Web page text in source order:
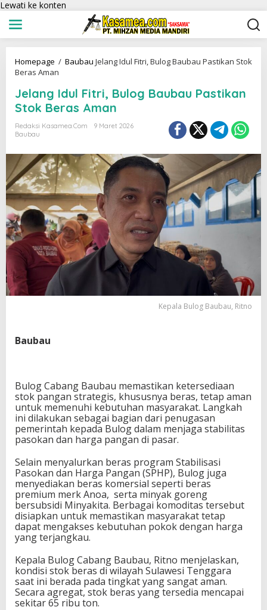
Lewati ke konten
Homepage / Baubau Jelang Idul Fitri, Bulog Baubau Pastikan Stok
Beras Aman
Jelang Idul Fitri, Bulog Baubau Pastikan
Stok Beras Aman
Redaksi Kasamea.com
9 Maret 2026
Baubau
Kepala Bulog Baubau, Ritno
Baubau
Bulog Cabang Baubau memastikan ketersediaan
stok pangan strategis, khususnya beras, tetap aman
untuk memenuhi kebutuhan masyarakat. Langkah
ini dilakukan sebagai bagian dari penugasan
pemerintah kepada Bulog dalam menjaga stabilitas
pasokan dan harga pangan di pasar.
Selain menyalurkan beras program Stabilisasi
Pasokan dan Harga Pangan (SPHP), Bulog juga
menyediakan beras komersial seperti beras
premium merk Anoa, serta minyak goreng
bersubsidi Minyakita. Berbagai komoditas tersebut
disiapkan untuk memastikan masyarakat tetap
dapat mengakses kebutuhan pokok dengan harga
yang terjangkau.
Kepala Bulog Cabang Baubau, Ritno menjelaskan,
kondisi stok beras di wilayah Sulawesi Tenggara
saat ini berada pada tingkat yang sangat aman.
Secara agregat, stok beras yang tersedia mencapai
sekitar 65 ribu ton.